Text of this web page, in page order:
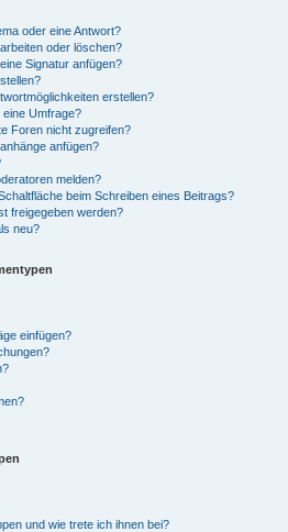
oder eine Antwort?
oder löschen?
Signatur anfügen?
erstellen?
Umfrage?
Foren nicht zugreifen?
anfügen?
melden?
beim Schreiben eines Beitrags?
freigegeben werden?
neu?
einfügen?
und wie trete ich ihnen bei?